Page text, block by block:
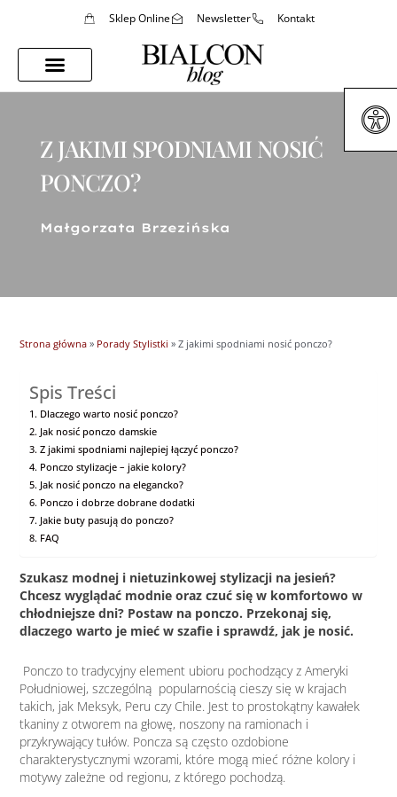
Sklep Online Newsletter Kontakt
Z JAKIMI SPODNIAMI NOSIĆ
PONCZO?
Małgorzata Brzezińska
Strona główna » Porady Stylistki »Z jakimi spodniami nosić ponczo?
Spis Treści
Dlaczego warto nosić ponczo?
Jak nosić ponczo damskie
Z jakimi spodniami najlepiej łączyć ponczo?
Ponczo stylizacje – jakie kolory?
Jak nosić ponczo na elegancko?
Ponczo i dobrze dobrane dodatki
Jakie buty pasują do ponczo?
FAQ
Szukasz modnej i nietuzinkowej stylizacji na jesień?
Chcesz wyglądać modnie oraz czuć się w komfortowo w
chłodniejsze dni? Postaw na ponczo. Przekonaj się,
dlaczego warto je mieć w szafie i sprawdź, jak je nosić.
Ponczo to tradycyjny element ubioru pochodzący z Ameryki
Południowej, szczególną popularnością cieszy się w krajach
takich, jak Meksyk, Peru czy Chile. Jest to prostokątny kawałek
tkaniny z otworem na głowę, noszony na ramionach i
przykrywający tułów. Poncza są często ozdobione
charakterystycznymi wzorami, które mogą mieć różne kolory i
motywy zależne od regionu, z którego pochodzą.